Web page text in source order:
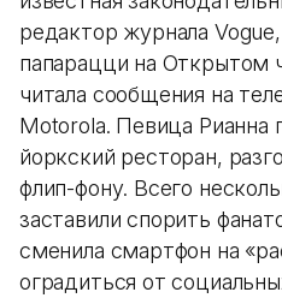
редактор журнала
папарацци на Открытом
читала сообщения на
Motorola. Певица Рианна
йоркский ресторан,
флип-фону. Всего
заставили спорить
сменила смартфон на
оградиться от